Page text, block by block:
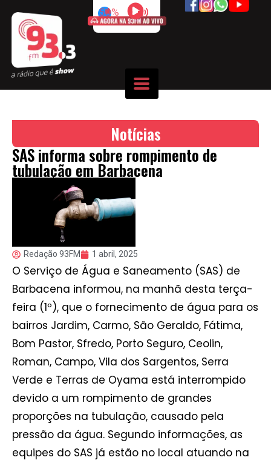
50%
Notícias
SAS informa sobre rompimento de
tubulação em Barbacena
Redação 93FM 1 abril, 2025
O Serviço de Água e Saneamento (SAS) de
Barbacena informou, na manhã desta terça-
feira (1º), que o fornecimento de água para os
bairros Jardim, Carmo, São Geraldo, Fátima,
Bom Pastor, Sfredo, Porto Seguro, Ceolin,
Roman, Campo, Vila dos Sargentos, Serra
Verde e Terras de Oyama está interrompido
devido a um rompimento de grandes
proporções na tubulação, causado pela
pressão da água. Segundo informações, as
equipes do SAS já estão no local atuando na